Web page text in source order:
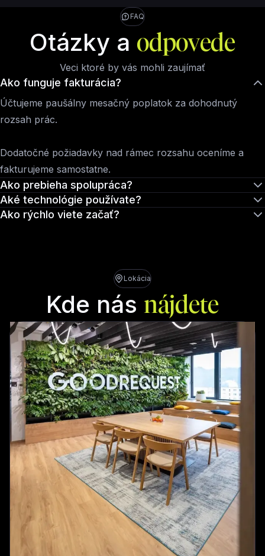
FAQ
Otázky a odpovede
Veci ktoré by vás mohli zaujímať
Ako funguje fakturácia?
Účtujeme paušálny mesačný poplatok za dohodnutý
rozsah prác.
Dodatočné požiadavky nad rámec rozsahu oceníme a
fakturujeme samostatne.
Ako prebieha spolupráca?
Aké technológie používate?
Ako rýchlo viete začať?
Lokácia
Kde násnájdete